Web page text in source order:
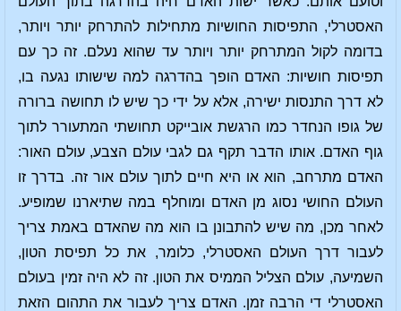
האסטרלי, התפיסות החושיות מתחילות להתרחק יותר ויותר,
בדומה לקול המתרחק יותר ויותר עד שהוא נעלם. זה כך עם
תפיסות חושיות: האדם הופך בהדרגה למה שישותו נגעה בו,
לא דרך התנסות ישירה, אלא על ידי כך שיש לו תחושה ברורה
של גופו הנחדר כמו הרגשת אובייקט תחושתי המתעורר לתוך
גוף האדם. אותו הדבר תקף גם לגבי עולם הצבע, עולם האור:
האדם מתרחב, הוא או היא חיים לתוך עולם אור זה. בדרך זו
העולם החושי נסוג מן האדם ומוחלף במה שתיארנו שמופיע.
לאחר מכן, מה שיש להתבונן בו הוא מה שהאדם באמת צריך
לעבור דרך העולם האסטרלי, כלומר, את כל תפיסת הטון,
השמיעה, עולם הצליל הממיס את הטון. זה לא היה זמין בעולם
האסטרלי די הרבה זמן. האדם צריך לעבור את התהום הזאת